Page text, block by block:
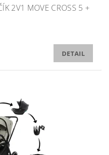
2V1 MOVE CROSS 5 +
DETAIL